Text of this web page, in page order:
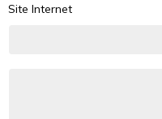
Site Internet